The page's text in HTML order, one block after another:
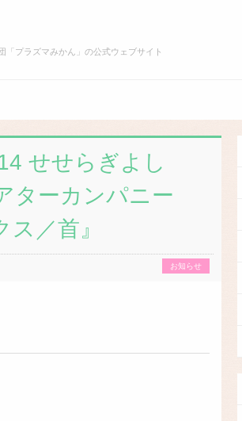
「プラズマみかん」の公式ウェブサイト
稽
せせらぎよし
ーカンパニー
／首』
お知らせ